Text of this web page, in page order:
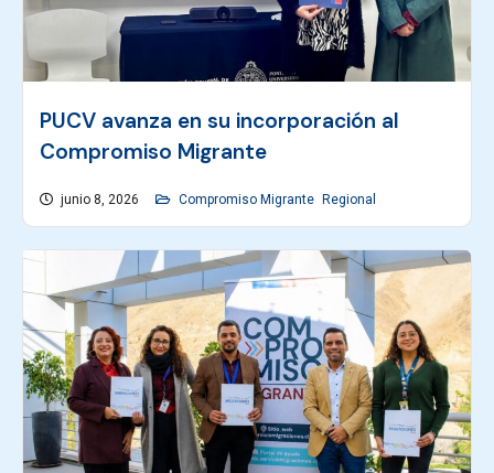
PUCV avanza en su incorporación al
Compromiso Migrante
junio 8, 2026 Compromiso Migrante Regional